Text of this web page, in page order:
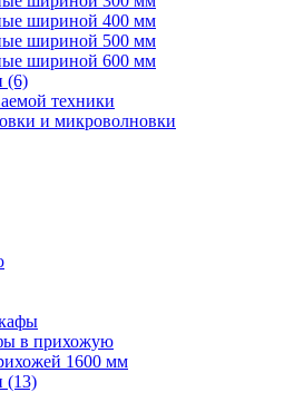
шириной 400 мм
шириной 500 мм
шириной 600 мм
(6)
техники
и микроволновки
в прихожую
1600 мм
(13)